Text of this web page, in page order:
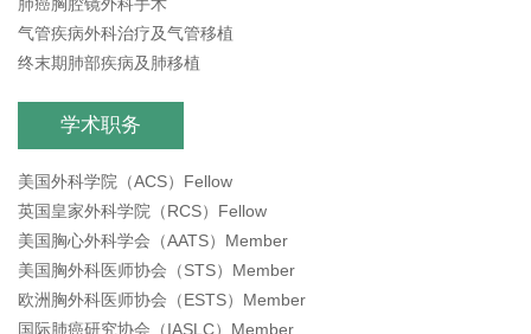
气管疾病外科治疗及气管移植
终末期肺部疾病及肺移植
学术职务
美国外科学院（ACS）Fellow
英国皇家外科学院（RCS）Fellow
美国胸心外科学会（AATS）Member
美国胸外科医师协会（STS）Member
欧洲胸外科医师协会（ESTS）Member
国际肺癌研究协会（IASLC）Member